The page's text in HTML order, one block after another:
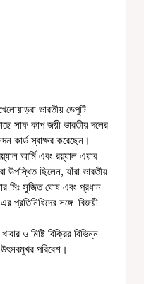
ভারতীয় ডেপুটি
সাফ কাপ জয়ী ভারতীয় দলের
কার্ড স্বাক্ষর করেছেন।
আর্মি এবং রয়্যাল এয়ার
উপস্থিত ছিলেন, যাঁরা ভারতীয়
মিঃ সুজিত ঘোষ এবং প্রধান
সঙ্গে  বিজয়ী
ও মিষ্টি বিক্রির বিভিন্ন
পরিবেশ।